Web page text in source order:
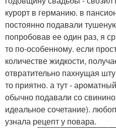
курорт в германию. в
постоянно подавали
попробовав ее один раз, я
то по-особенному. если
количестве жидкости,
отвратительно пахнущая
то приятно. а тут -
обычно подавали со
идеальное сочетание).
узнала рецепт у повара.